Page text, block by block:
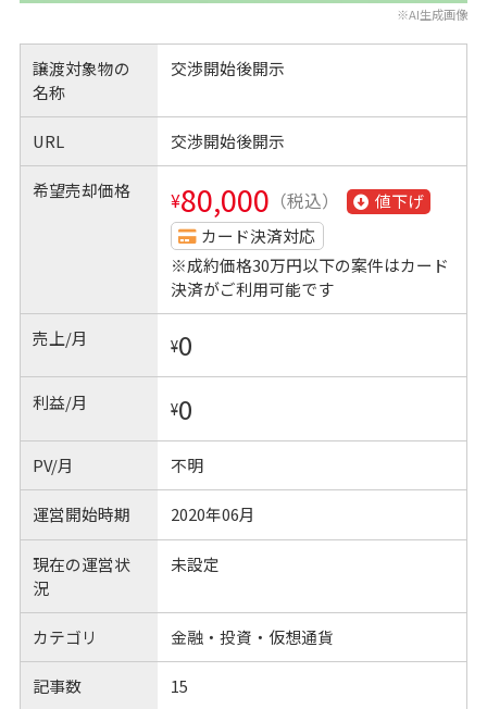
※AI生成画像
譲渡対象物の
名称
交渉開始後開示
URL 交渉開始後開示
希望売却価格 ¥80,000 （税込）
値下げ
カード決済対応
※成約価格30万円以下の案件はカード
決済がご利用可能です
売上/月 ¥0
利益/月 ¥0
PV/月 不明
運営開始時期 2020年06月
現在の運営状
況
未設定
カテゴリ 金融・投資・仮想通貨
記事数 15